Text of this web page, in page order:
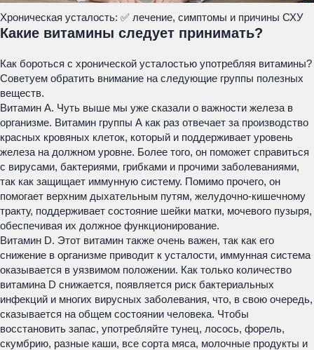
Хроническая усталость: ✅ лечение, симптомы и причины СХУ
Какие витамины следует принимать?
Как бороться с хронической усталостью употребляя витамины?
Советуем обратить внимание на следующие группы полезных
веществ.
Витамин A. Чуть выше мы уже сказали о важности железа в
организме. Витамин группы А как раз отвечает за производство
красных кровяных клеток, который и поддерживает уровень
железа на должном уровне. Более того, он поможет справиться
с вирусами, бактериями, грибками и прочими заболеваниями,
так как защищает иммунную систему. Помимо прочего, он
помогает верхним дыхательным путям, желудочно-кишечному
тракту, поддерживает состояние шейки матки, мочевого пузыря,
обеспечивая их должное функционирование.
Витамин D. Этот витамин также очень важен, так как его
снижение в организме приводит к усталости, иммунная система
оказывается в уязвимом положении. Как только количество
витамина D снижается, появляется риск бактериальных
инфекций и многих вирусных заболевания, что, в свою очередь,
сказывается на общем состоянии человека. Чтобы
восстановить запас, употребляйте тунец, лосось, форель,
скумбрию, разные каши, все сорта мяса, молочные продукты и